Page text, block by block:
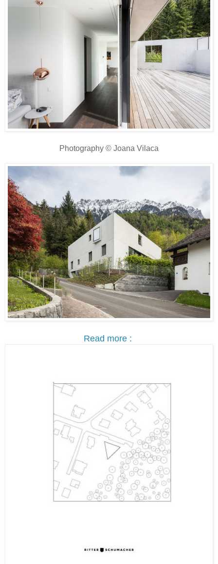
Photography © Joana Vilaca
Read more :